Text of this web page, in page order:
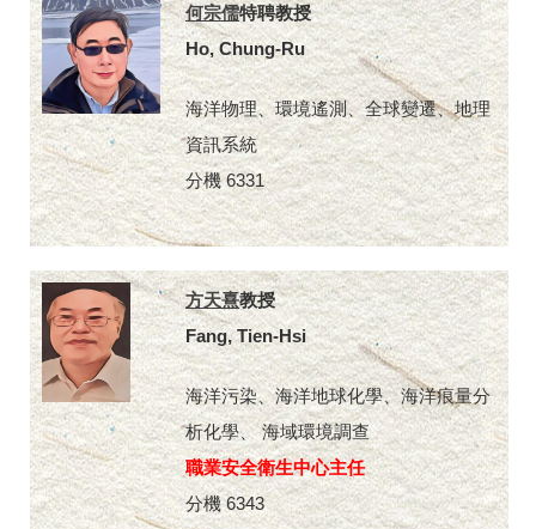
何宗儒特聘教授
Ho, Chung-Ru
海洋物理、環境遙測、全球變遷、地理
資訊系統
分機 6331
方天熹教授
Fang, Tien-Hsi
海洋污染、海洋地球化學、海洋痕量分
析化學、 海域環境調查
職業安全衛生中心主任
分機 6343